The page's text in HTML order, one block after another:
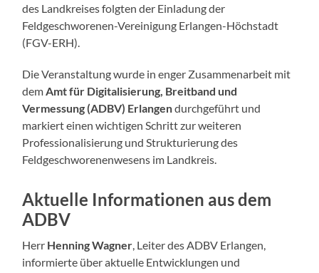
des Landkreises folgten der Einladung der
Feldgeschworenen-Vereinigung Erlangen-Höchstadt
(FGV-ERH).
Die Veranstaltung wurde in enger Zusammenarbeit mit
dem Amt für Digitalisierung, Breitband und
Vermessung (ADBV) Erlangendurchgeführt und
markiert einen wichtigen Schritt zur weiteren
Professionalisierung und Strukturierung des
Feldgeschworenenwesens im Landkreis.
Aktuelle Informationen aus dem
ADBV
Herr Henning Wagner , Leiter des ADBV Erlangen,
informierte über aktuelle Entwicklungen und